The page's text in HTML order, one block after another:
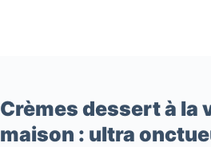
Crèmes dessert à la
maison : ultra